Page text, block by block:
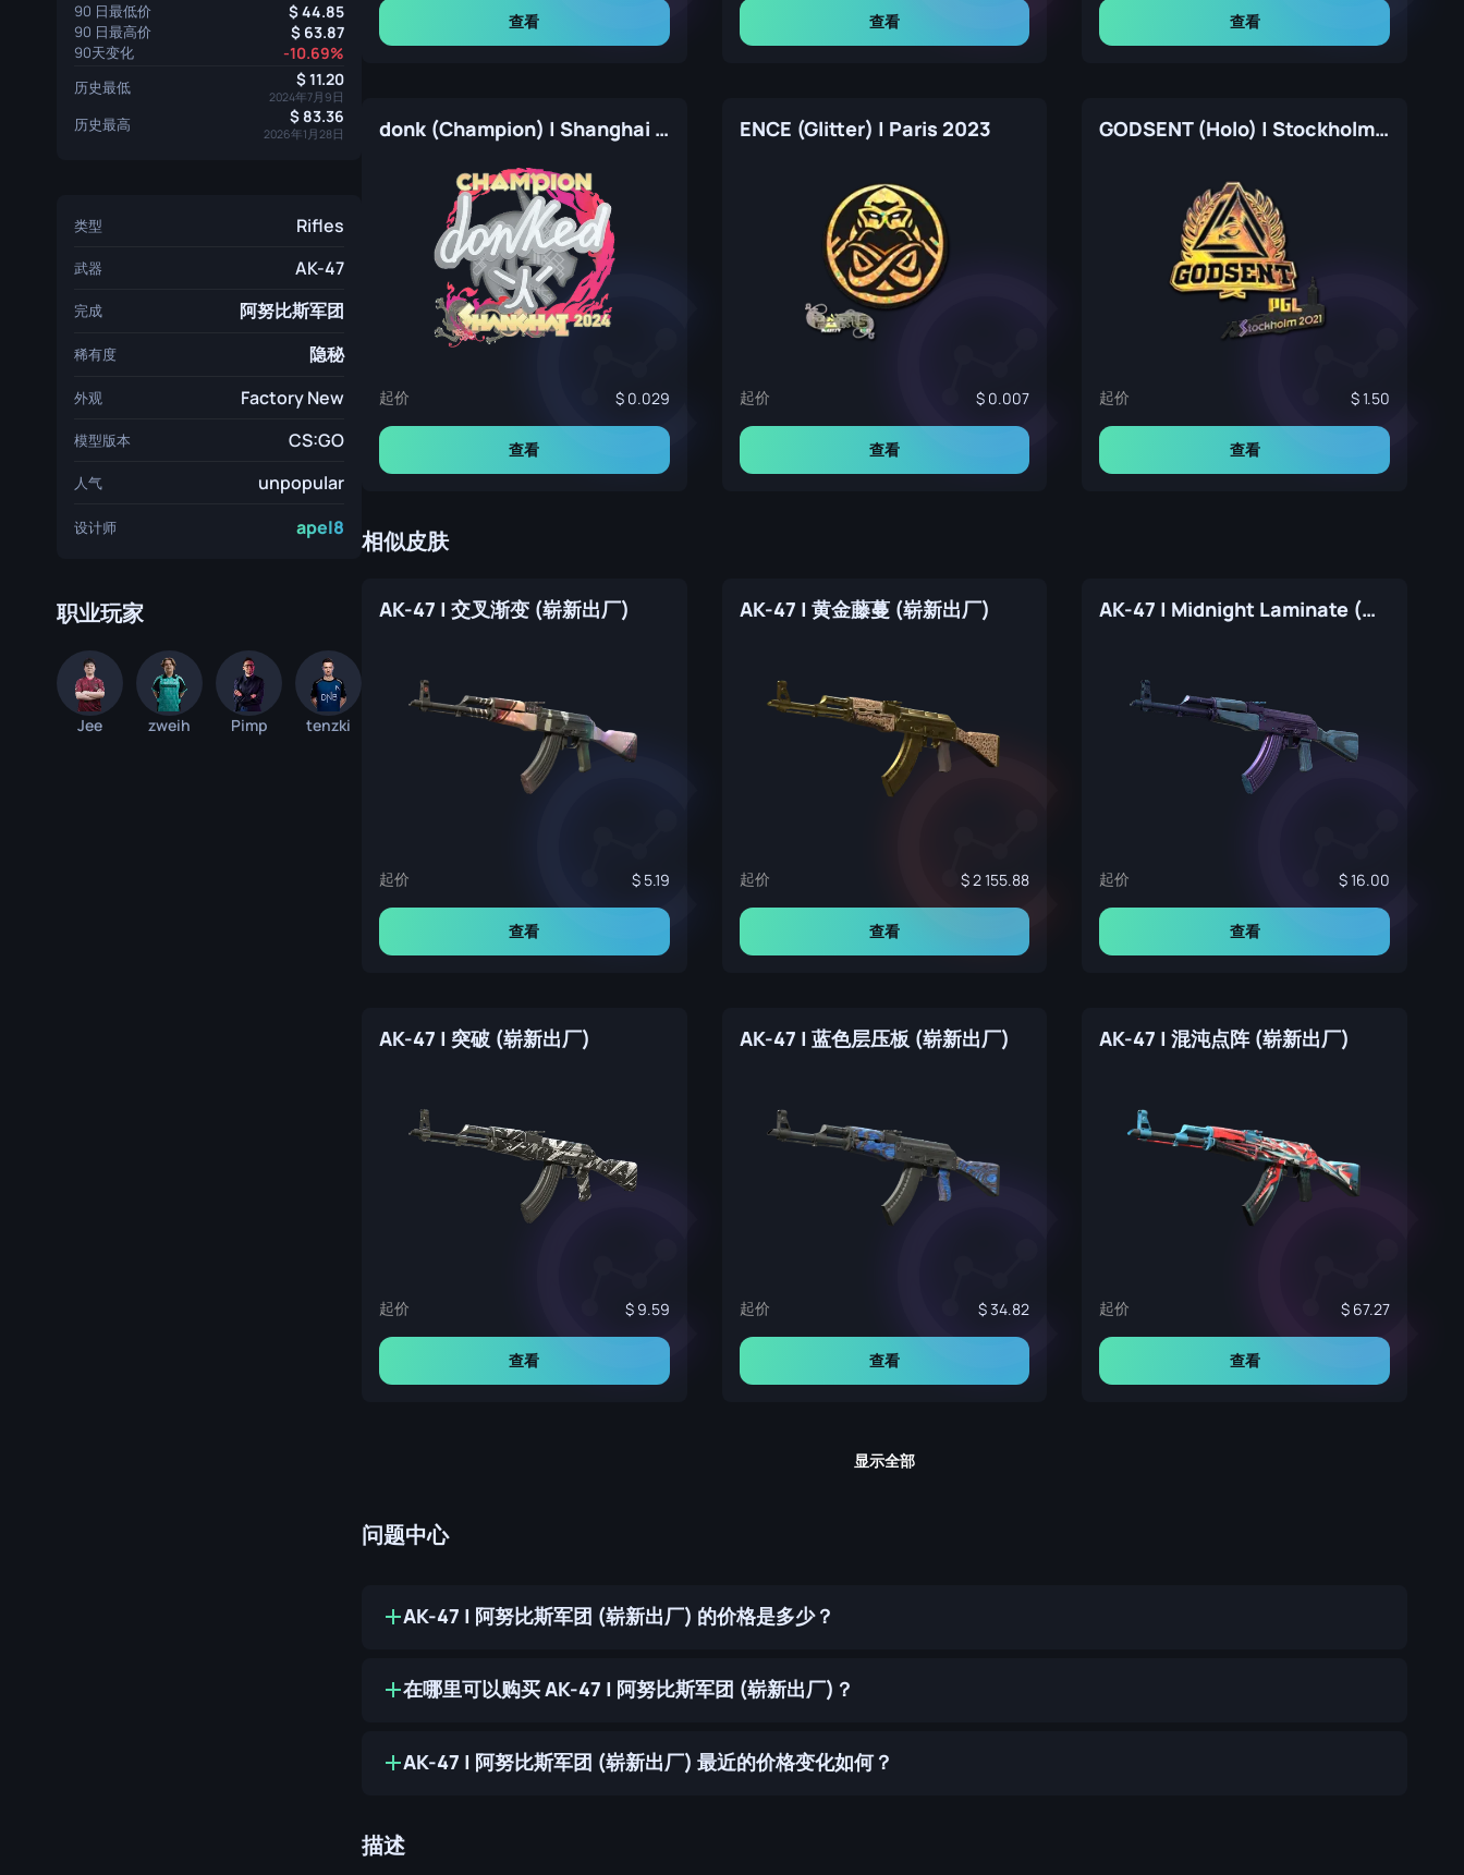
90 日最低价 44.85
90 日最高价 63.87
90天变化 -10.69%
历史最低 11.20
2024年7月9日
历史最高 83.36
2026年1月28日
类型 Rifles
武器 AK-47
完成 阿努比斯军团
稀有度 隐秘
外观 Factory New
模型版本 CS:GO
人气 unpopular
设计师 apel8
职业玩家
Jee zweih Pimp tenzki
查看 查看 查看
donk (Champion) | Shanghai 2024
起价 0.029
查看
ENCE (Glitter) | Paris 2023
起价 0.007
查看
GODSENT (Holo) | Stockholm 2021
起价 1.50
查看
相似皮肤
AK-47 | 交叉渐变 (崭新出厂)
起价 5.19
查看
AK-47 | 黄金藤蔓 (崭新出厂)
起价 2 155.88
查看
AK-47 | Midnight Laminate (崭新出厂)
起价 16.00
查看
AK-47 | 突破 (崭新出厂)
起价 9.59
查看
AK-47 | 蓝色层压板 (崭新出厂)
起价 34.82
查看
AK-47 | 混沌点阵 (崭新出厂)
起价 67.27
查看
显示全部
问题中心
AK-47 | 阿努比斯军团 (崭新出厂) 的价格是多少？
在哪里可以购买 AK-47 | 阿努比斯军团 (崭新出厂)？
AK-47 | 阿努比斯军团 (崭新出厂) 最近的价格变化如何？
描述